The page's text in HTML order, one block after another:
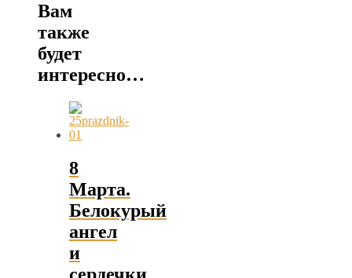
Вам
также
будет
интересно…
8
Марта.
Белокурый
ангел
и